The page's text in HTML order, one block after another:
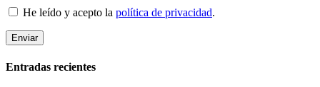
He leído y acepto la política de privacidad.
Entradas recientes